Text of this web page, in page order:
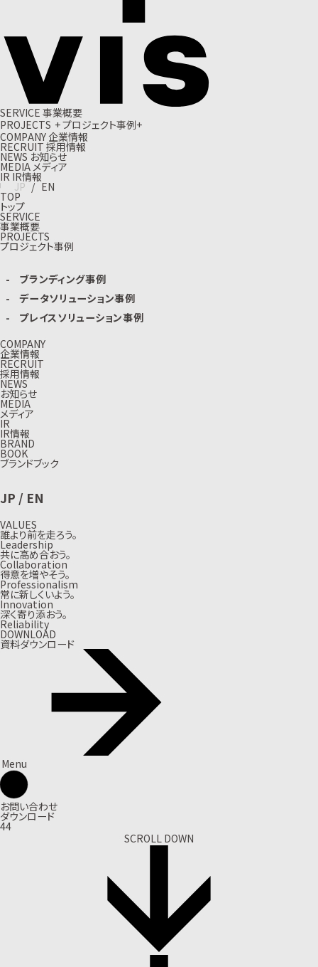
SERVICE 事業概要
PROJECTS +プロジェクト事例+
COMPANY企業情報
RECRUIT 採用情報
NEWS お知らせ
MEDIA メディア
IR IR情報
JP / EN
TOP
トップ
SERVICE
事業概要
PROJECTS
プロジェクト事例
ブランディング事例
データソリューション事例
プレイスソリューション事例
COMPANY
企業情報
RECRUIT
採用情報
NEWS
お知らせ
MEDIA
メディア
IR
IR情報
BRAND
BOOK
ブランドブック
JP / EN
VALUES
誰より前を走ろう。
Leadership
共に高め合おう。
Collaboration
得意を増やそう。
Professionalism
常に新しくいよう。
Innovation
深く寄り添おう。
Reliability
DOWNLOAD
資料ダウンロード
Menu
お問い合わせ
ダウンロード
44
SCROLL DOWN